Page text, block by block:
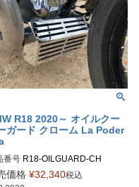
R18 2020～ オイルクー
ガード クローム La Poder
番号 R18-OILGUARD-CH
価格 ¥32,340税込